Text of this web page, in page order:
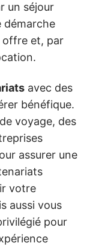
un séjour
démarche
offre et, par
avec des
bénéfique.
voyage, des
assurer une
votre
aussi vous
pour